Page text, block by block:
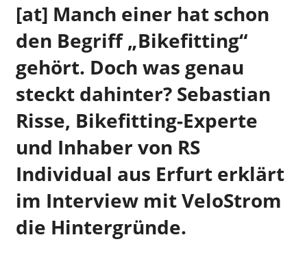
[at] Manch einer hat schon
den Begriff „Bikefitting“
gehört. Doch was genau
steckt dahinter? Sebastian
Risse, Bikefitting-Experte
und Inhaber von RS
Individual aus Erfurt erklärt
im Interview mit VeloStrom
die Hintergründe.